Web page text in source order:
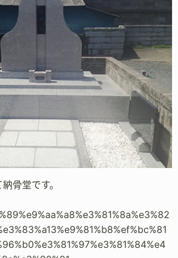
骨堂です。